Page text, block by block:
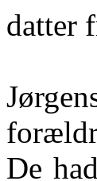
datter
De